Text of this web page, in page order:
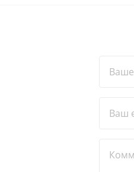
Ваш